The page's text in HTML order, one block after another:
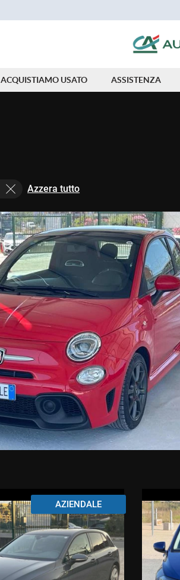
ACQUISTIAMO USATO ASSISTENZA
Azzera tutto
AZIENDALE